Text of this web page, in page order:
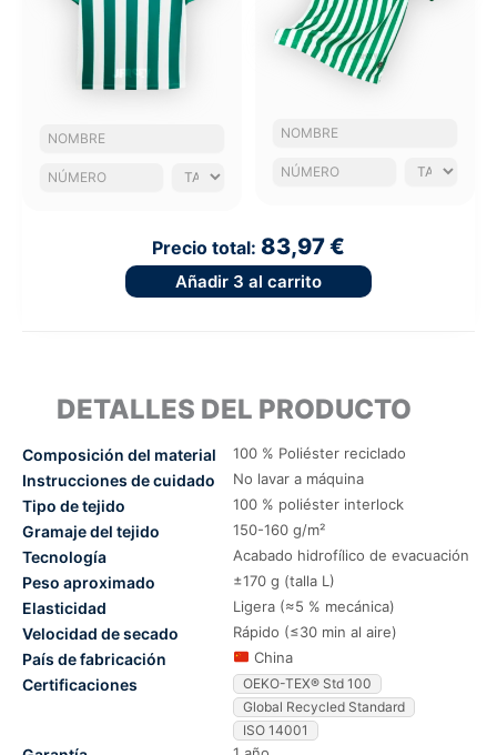
Precio total: 83,97 €
Añadir 3 al carrito
DETALLES DEL PRODUCTO
Composición del material 100 % Poliéster reciclado
Instrucciones de cuidado No lavar a máquina
Tipo de tejido 100 % poliéster interlock
Gramaje del tejido 150-160 g/m²
Tecnología Acabado hidrofílico de evacuación
Peso aproximado ±170 g (talla L)
Elasticidad Ligera (≈5 % mecánica)
Velocidad de secado Rápido (≤30 min al aire)
País de fabricación China
Certificaciones
OEKO-TEX® Std 100
Global Recycled Standard
ISO 14001